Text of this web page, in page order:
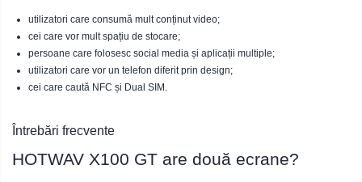
utilizatori care consumă mult conținut video;
cei care vor mult spațiu de stocare;
persoane care folosesc social media și aplicații multiple;
utilizatori care vor un telefon diferit prin design;
cei care caută NFC și Dual SIM.
Întrebări frecvente
HOTWAV X100 GT are două ecrane?